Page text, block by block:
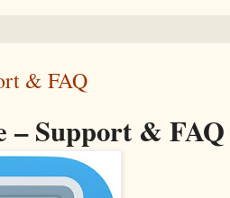
& FAQ
– Support & FAQ